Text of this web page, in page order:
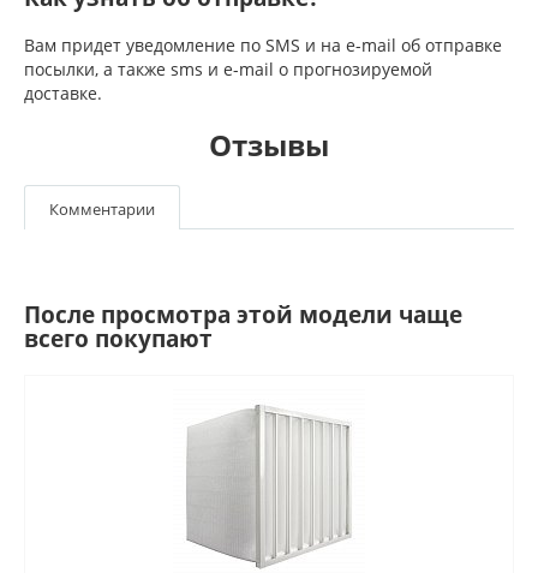
Вам придет уведомление по SMS и на e-mail об отправке
посылки, а также sms и e-mail о прогнозируемой
доставке.
Отзывы
Комментарии
После просмотра этой модели чаще
всего покупают